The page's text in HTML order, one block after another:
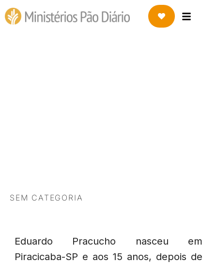
SEM CATEGORIA
Eduardo Pracucho nasceu em
Piracicaba-SP e aos 15 anos, depois de